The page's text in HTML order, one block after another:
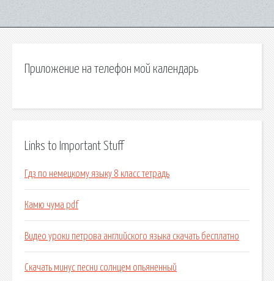
Приложение на телефон мой календарь
Links to Important Stuff
Гдз по немецкому языку 8 класс тетрадь
Камю чума pdf
Видео уроки петрова английского языка скачать бесплатно
Скачать минус песни солнцем опьяненный